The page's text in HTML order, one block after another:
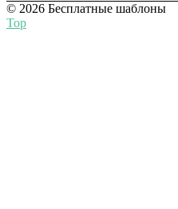
© 2026 Бесплатные шаблоны
Top